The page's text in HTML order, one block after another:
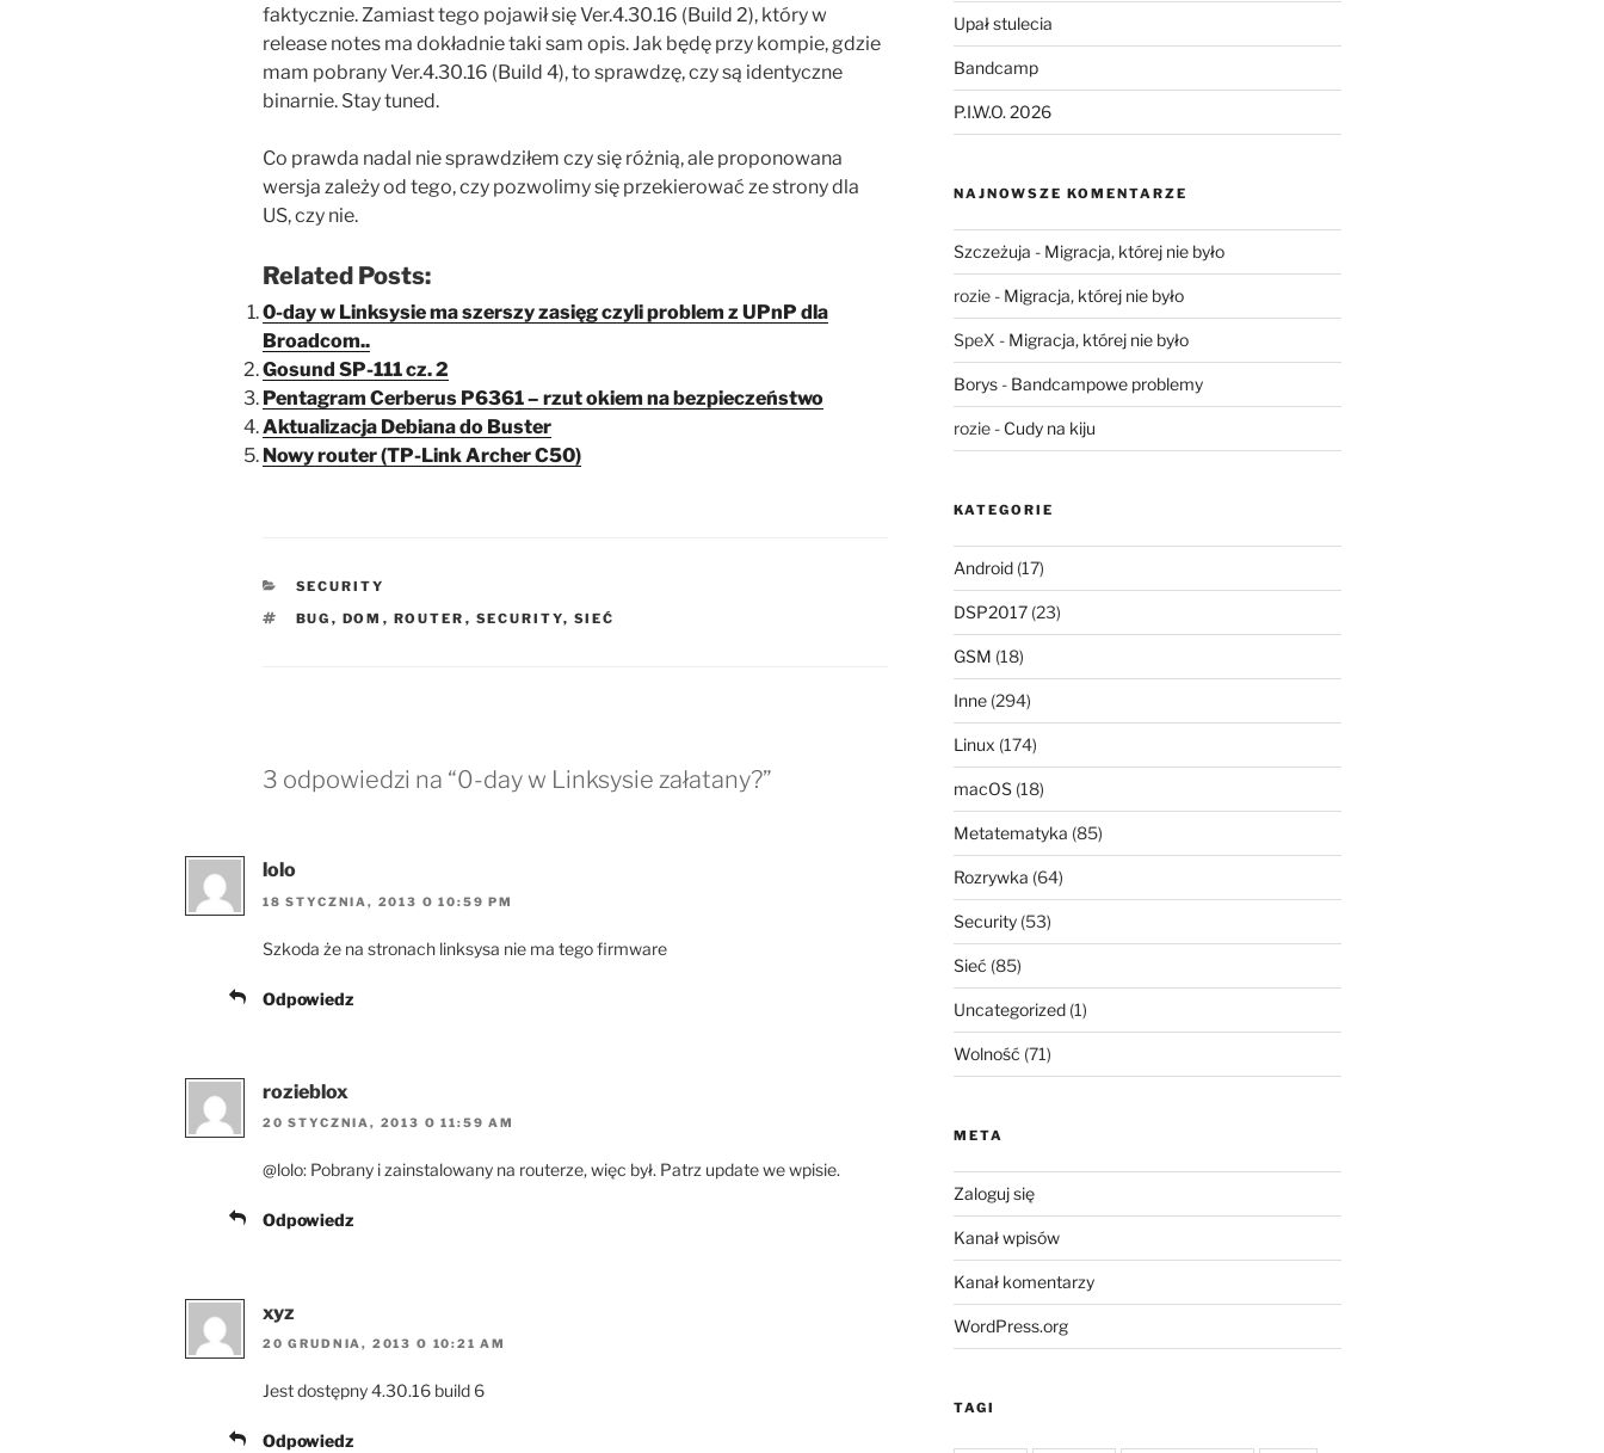
faktycznie. Zamiast tego pojawił się Ver.4.30.16 (Build 2) , który w
release notes ma dokładnie taki sam opis. Jak będę przy kompie, gdzie
mam pobrany Ver.4.30.16 (Build 4) , to sprawdzę, czy są identyczne
binarnie. Stay tuned.
Co prawda nadal nie sprawdziłem czy się różnią, ale proponowana
wersja zależy od tego, czy pozwolimy się przekierować ze strony dla
US, czy nie.
Related Posts:
0-day w Linksysie ma szerszy zasięg czyli problem z UPnP dla
Broadcom..
Gosund SP-111 cz. 2
Pentagram Cerberus P6361 – rzut okiem na bezpieczeństwo
Aktualizacja Debiana do Buster
Nowy router (TP-Link Archer C50)
KATEGORIE
SECURITY
TAGI
BUG , DOM , ROUTER , SECURITY, SIEĆ
3 odpowiedzi na “0-day w Linksysie załatany?”
lolo
18 STYCZNIA, 2013 O 10:59 PM
Szkoda że na stronach linksysa nie ma tego firmware
Odpowiedz
rozieblox
20 STYCZNIA, 2013 O 11:59 AM
@lolo: Pobrany i zainstalowany na routerze, więc był. Patrz update we wpisie.
Odpowiedz
xyz
20 GRUDNIA, 2013 O 10:21 AM
Jest dostępny 4.30.16 build 6
Odpowiedz
Upał stulecia
Bandcamp
P.I.W.O. 2026
NAJNOWSZE KOMENTARZE
Szczeżuja - Migracja, której nie było
rozie- Migracja, której nie było
SpeX - Migracja, której nie było
Borys- Bandcampowe problemy
rozie- Cudy na kiju
KATEGORIE
Android(17)
DSP2017(23)
GSM (18)
Inne(294)
Linux (174)
macOS(18)
Metatematyka (85)
Rozrywka (64)
Security(53)
Sieć (85)
Uncategorized(1)
Wolność (71)
META
Zaloguj się
Kanał wpisów
Kanał komentarzy
WordPress.org
TAGI